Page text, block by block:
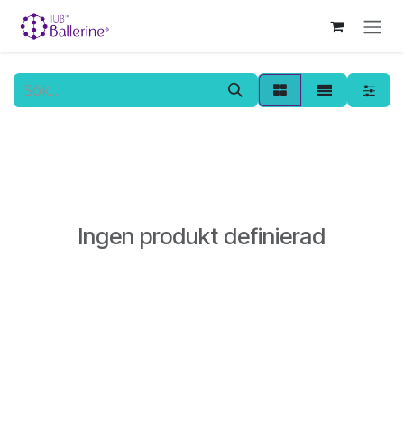
Hoppa till innehåll
Ingen produkt definierad